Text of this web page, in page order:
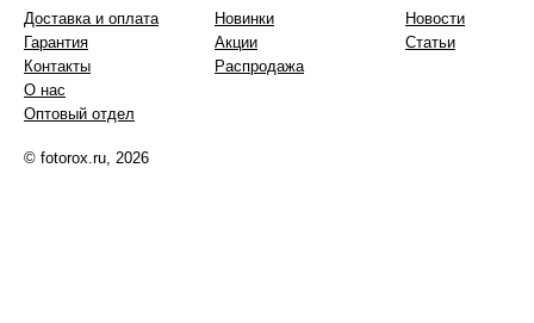
Доставка и оплата
Гарантия
Контакты
О нас
Оптовый отдел
Новинки
Акции
Распродажа
Новости
Статьи
© fotorox.ru, 2026